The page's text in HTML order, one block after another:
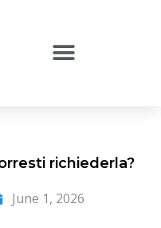
richiederla?
June 1, 2026